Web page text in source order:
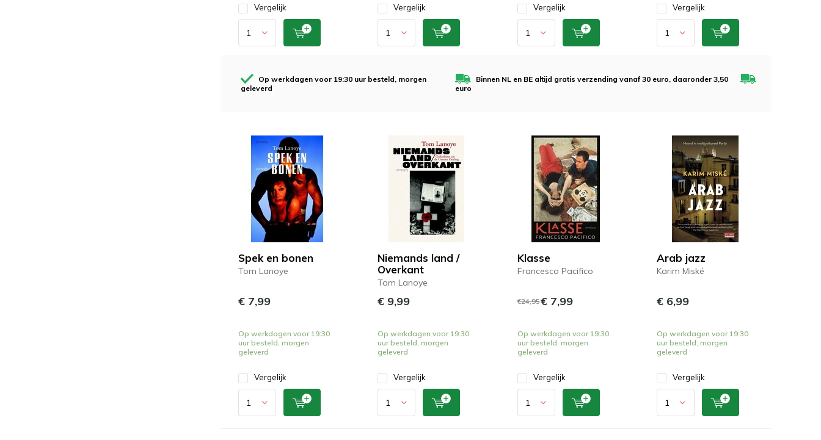
Vergelijk Vergelijk Vergelijk Vergelijk
Op werkdagen voor 19:30 uur besteld, morgen
geleverd
Binnen NL en BE altijd gratis verzending vanaf 30 euro, daaronder 3,50
euro
Spek en bonen
Tom Lanoye
€ 7,99
Op werkdagen voor 19:30
uur besteld, morgen
geleverd
Vergelijk
Niemands land /
Overkant
Tom Lanoye
€ 9,99
Op werkdagen voor 19:30
uur besteld, morgen
geleverd
Vergelijk
Klasse
Francesco Pacifico
€24,95€ 7,99
Op werkdagen voor 19:30
uur besteld, morgen
geleverd
Vergelijk
Arab jazz
Karim Miské
€ 6,99
Op werkdagen voor 19:30
uur besteld, morgen
geleverd
Vergelijk